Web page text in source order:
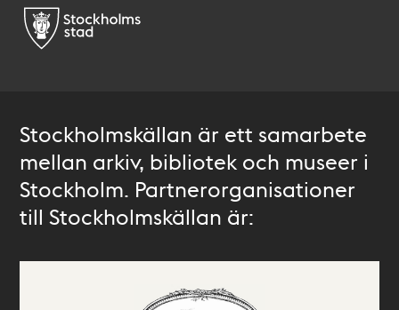
Stockholmskällan är ett samarbete
mellan arkiv, bibliotek och museer i
Stockholm. Partnerorganisationer
till Stockholmskällan är: